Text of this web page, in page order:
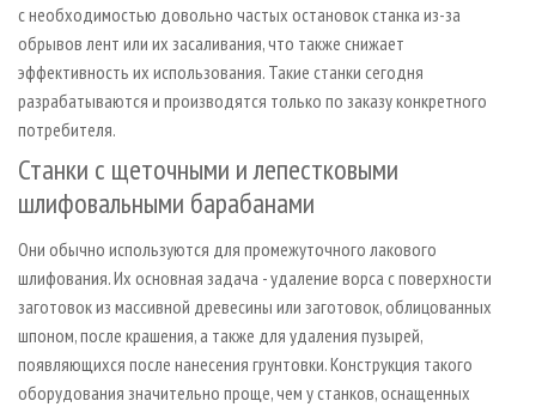
с необходимостью довольно частых остановок станка из-за
обрывов лент или их засаливания, что также снижает
эффективность их использования. Такие станки сегодня
разрабатываются и производятся только по заказу конкретного
потребителя.
Станки с щеточными и лепестковыми
шлифовальными барабанами
Они обычно используются для промежуточного лакового
шлифования. Их основная задача - удаление ворса с поверхности
заготовок из массивной древесины или заготовок, облицованных
шпоном, после крашения, а также для удаления пузырей,
появляющихся после нанесения грунтовки. Конструкция такого
оборудования значительно проще, чем у станков, оснащенных